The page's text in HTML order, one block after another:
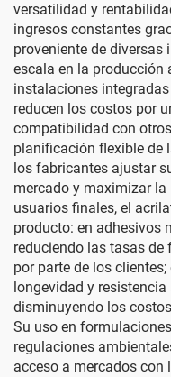
versatilidad y
ingresos constantes
proveniente de diversas
escala en la producción
instalaciones
reducen los costos por
compatibilidad con
planificación flexible de
los fabricantes ajustar
mercado y maximizar
usuarios finales, el
producto: en adhesivos
reduciendo las tasas
por parte de los
longevidad y
disminuyendo los
Su uso en
regulaciones
acceso a mercados con